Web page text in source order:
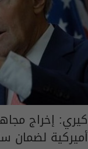
كيري: إخراج
أميركية لضمان